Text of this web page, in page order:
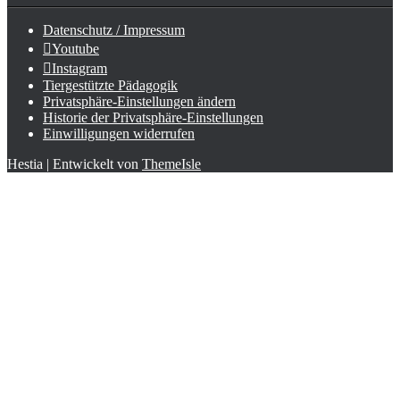
Datenschutz / Impressum
Youtube
Instagram
Tiergestützte Pädagogik
Privatsphäre-Einstellungen ändern
Historie der Privatsphäre-Einstellungen
Einwilligungen widerrufen
Hestia | Entwickelt von ThemeIsle